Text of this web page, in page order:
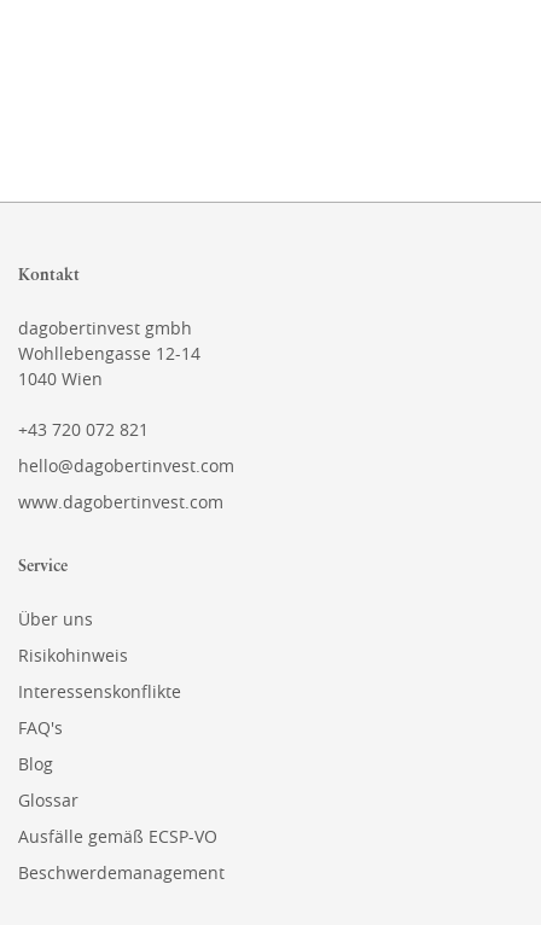
Kontakt
dagobertinvest gmbh
Wohllebengasse 12-14
1040 Wien
+43 720 072 821
hello@dagobertinvest.com
www.dagobertinvest.com
Service
Über uns
Risikohinweis
Interessenskonflikte
FAQ's
Blog
Glossar
Ausfälle gemäß ECSP-VO
Beschwerdemanagement